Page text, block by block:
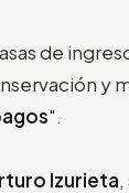
de
y
".
Izurieta